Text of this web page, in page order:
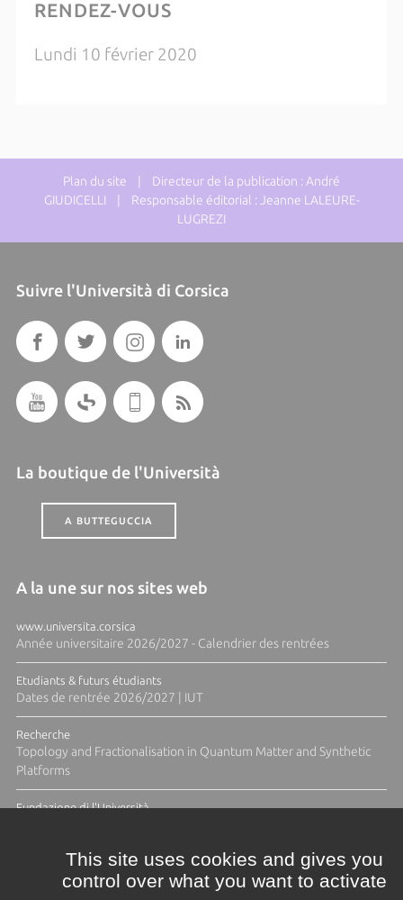
RENDEZ-VOUS
Lundi 10 février 2020
Plan du site | Directeur de la publication : André
GIUDICELLI | Responsable éditorial : Jeanne LALEURE-
LUGREZI
Suivre l'Università di Corsica
La boutique de l'Università
A BUTTEGUCCIA
A la une sur nos sites web
www.universita.corsica
Année universitaire 2026/2027 - Calendrier des rentrées
Etudiants & futurs étudiants
Dates de rentrée 2026/2027 | IUT
Recherche
Topology and Fractionalisation in Quantum Matter and Synthetic
Platforms
Fundazione di l'Università
This site uses cookies and gives you
control over what you want to activate